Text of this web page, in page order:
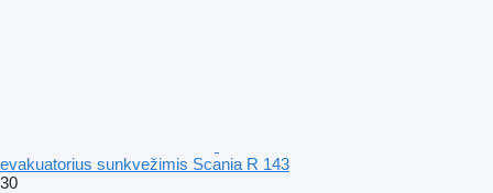
evakuatorius sunkvežimis Scania R 143
30